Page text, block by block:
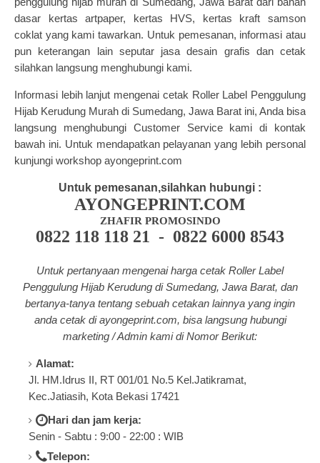
dasar kertas artpaper, kertas HVS, kertas kraft samson
coklat yang kami tawarkan. Untuk pemesanan, informasi atau
pun keterangan lain seputar jasa desain grafis dan cetak
silahkan langsung menghubungi kami.
Informasi lebih lanjut mengenai cetak Roller Label Penggulung
Hijab Kerudung Murah di Sumedang, Jawa Barat ini, Anda bisa
langsung menghubungi Customer Service kami di kontak
bawah ini. Untuk mendapatkan pelayanan yang lebih personal
kunjungi workshop ayongeprint.com
Untuk pemesanan,silahkan hubungi :
AYONGEPRINT.COM
ZHAFIR PROMOSINDO
0822 118 118 21 - 0822 6000 8543
Untuk pertanyaan mengenai harga cetak Roller Label
Penggulung Hijab Kerudung di Sumedang, Jawa Barat, dan
bertanya-tanya tentang sebuah cetakan lainnya yang ingin
anda cetak di ayongeprint.com, bisa langsung hubungi
marketing / Admin kami di Nomor Berikut:
Alamat:
Jl. HM.Idrus II, RT 001/01 No.5 Kel.Jatikramat,
Kec.Jatiasih, Kota Bekasi 17421
Hari dan jam kerja:
Senin - Sabtu : 9:00 - 22:00 : WIB
Telepon: